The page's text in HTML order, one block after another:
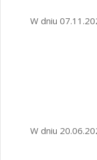
W dniu
W dniu